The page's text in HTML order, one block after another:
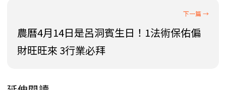
農曆4月14日是呂洞賓生日！1法術保佑偏
財旺旺來 3行業必拜